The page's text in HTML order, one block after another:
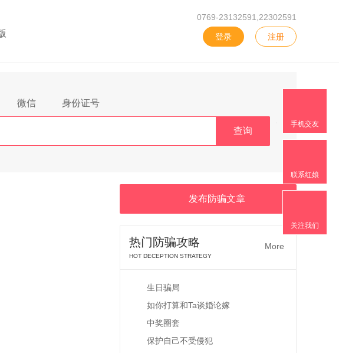
0769-23132591,22302591
登录 注册
微信 身份证号
查询
发布防骗文章
热门防骗攻略 More
HOT DECEPTION STRATEGY
生日骗局
如你打算和Ta谈婚论嫁
中奖圈套
保护自己不受侵犯
手机交友
联系红娘
关注我们